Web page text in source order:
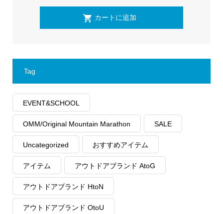
Tag
EVENT&SCHOOL
OMM/Original Mountain Marathon SALE
Uncategorized おすすめアイテム
アイテム アウトドアブランド AtoG
アウトドアブランド HtoN
アウトドアブランド OtoU